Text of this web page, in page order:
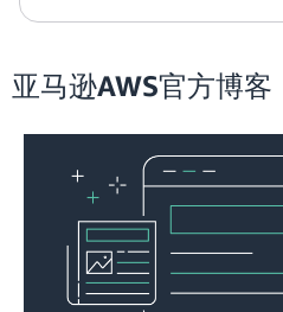
亚马逊AWS官方博客